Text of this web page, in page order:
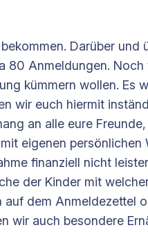
Darüber und
80 Anmeldungen.
kümmern wollen. Es
wir euch hiermit
an alle eure
eigenen persönlichen
finanziell nicht
der Kinder mit
dem Anmeldezettel
wir auch besondere